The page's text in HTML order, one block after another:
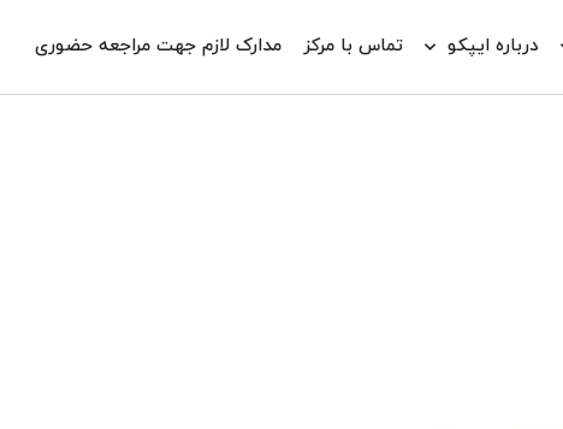
درباره ایپکو تماس با مرکز مدارک لازم جهت مراجعه حضوری